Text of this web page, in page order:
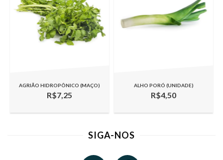
AGRIÃO HIDROPÔNICO (MAÇO)
R$7,25
ALHO PORÓ (UNIDADE)
R$4,50
SIGA-NOS